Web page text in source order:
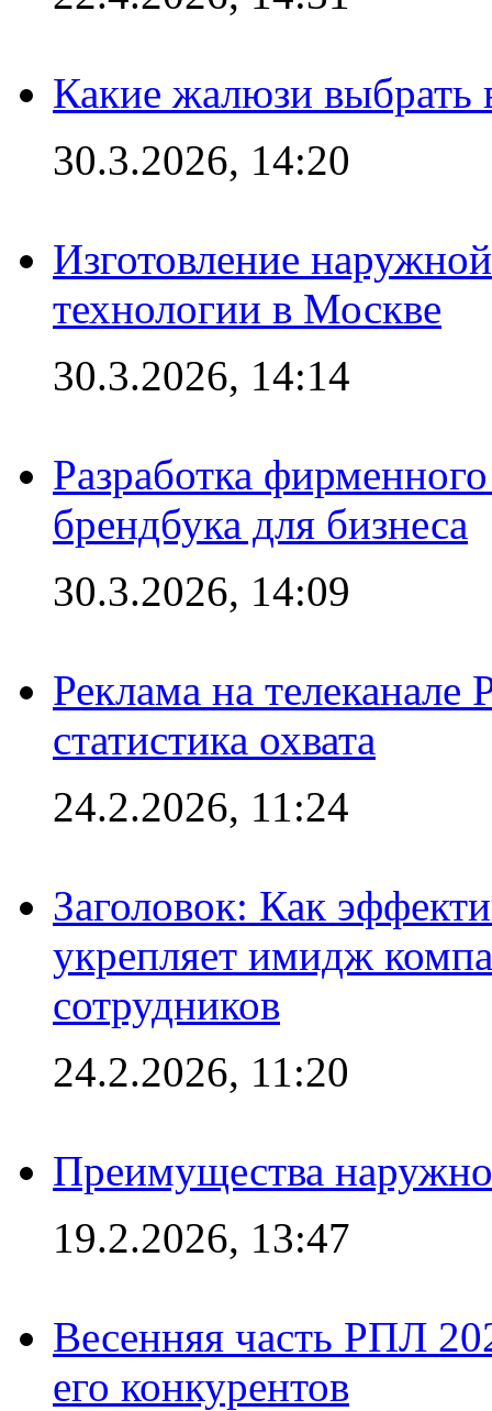
Какие жалюзи выбрать
30.3.2026, 14:20
Изготовление
технологии в Москве
30.3.2026, 14:14
Разработка
брендбука для бизнеса
30.3.2026, 14:09
Реклама на
статистика охвата
24.2.2026, 11:24
Заголовок: Как
укрепляет имидж
сотрудников
24.2.2026, 11:20
Преимущества
19.2.2026, 13:47
Весенняя часть РПЛ
его конкурентов